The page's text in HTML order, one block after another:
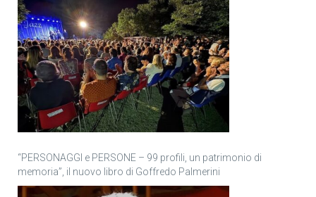
“PERSONAGGI e PERSONE – 99 profili, un patrimonio di
memoria”, il nuovo libro di Goffredo Palmerini